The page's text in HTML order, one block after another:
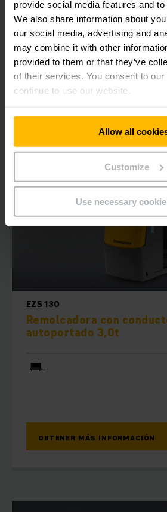
provide social media features and to
We also share information about
our social media, advertising and
may combine it with other
provided to them or that they’ve
of their services. You consent to
continue to use our website.
Allow all
Customize
Use necessary
OBTENER MÁS INFORMACIÓN
EZS 130
Remolcadora con
autoportado 3,0t
OBTENER MÁS INFORMACIÓN